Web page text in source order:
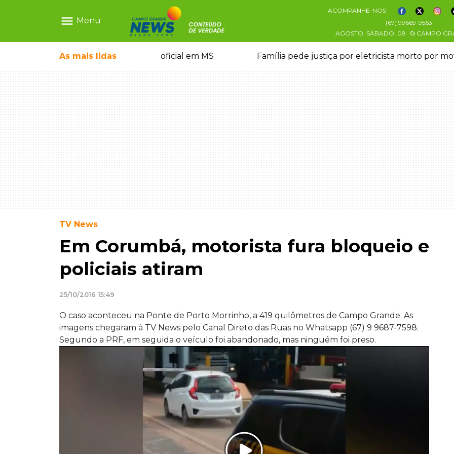
menu Menu
ACOMPANHE-NOS
(67) 99669-9563
AGOSTO, SÁBADO 08 CAMPO
As mais lidas
ganhar dia oficial em MS Família pede justiça por eletricista morto por motorista bêbado e sem
TV News
Em Corumbá, motorista fura bloqueio e
policiais atiram
25/10/2016 15:49
O caso aconteceu na Ponte de Porto Morrinho, a 419 quilômetros de Campo Grande. As
imagens chegaram à TV News pelo Canal Direto das Ruas no Whatsapp (67) 9 9687-7598.
Segundo a PRF, em seguida o veículo foi abandonado, mas ninguém foi preso.